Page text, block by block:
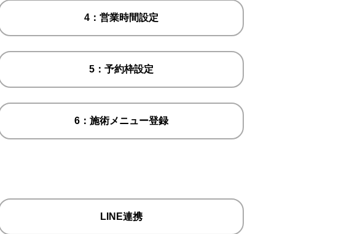
4：営業時間設定
5：予約枠設定
6：施術メニュー登録
LINE連携